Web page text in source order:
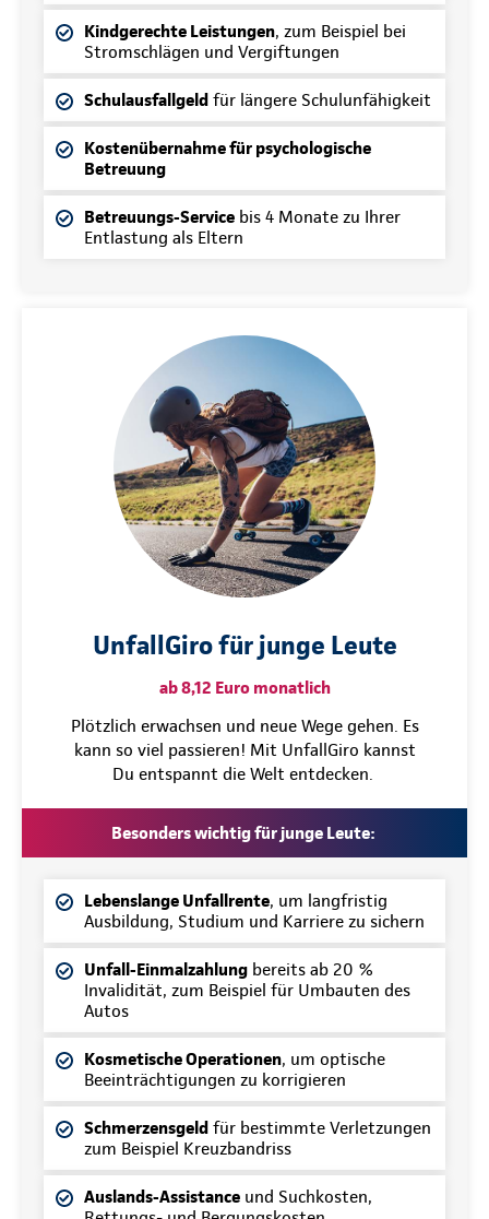
Kindgerechte Leistungen, zum Beispiel bei
Stromschlägen und Vergiftungen
Schulausfallgeld für längere Schulunfähigkeit
Kostenübernahme für psychologische
Betreuung
Betreuungs-Service bis 4 Monate zu Ihrer
Entlastung als Eltern
UnfallGiro für junge Leute
ab 8,12 Euro monatlich
Plötzlich erwachsen und neue Wege gehen. Es
kann so viel passieren! Mit UnfallGiro kannst
Du entspannt die Welt entdecken.
Besonders wichtig für junge Leute:
Lebenslange Unfallrente, um langfristig
Ausbildung, Studium und Karriere zu sichern
Unfall-Einmalzahlung bereits ab 20 %
Invalidität, zum Beispiel für Umbauten des
Autos
Kosmetische Operationen, um optische
Beeinträchtigungen zu korrigieren
Schmerzensgeld für bestimmte Verletzungen
zum Beispiel Kreuzbandriss
Auslands-Assistance und Suchkosten,